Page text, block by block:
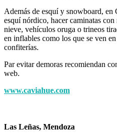
Además de esquí y snowboard, en
esquí nórdico, hacer caminatas con
nieve, vehículos oruga o trineos
en inflables como los que se ven
confiterías.
Par evitar demoras recomiendan
web.
www.caviahue.com
Las Leñas, Mendoza